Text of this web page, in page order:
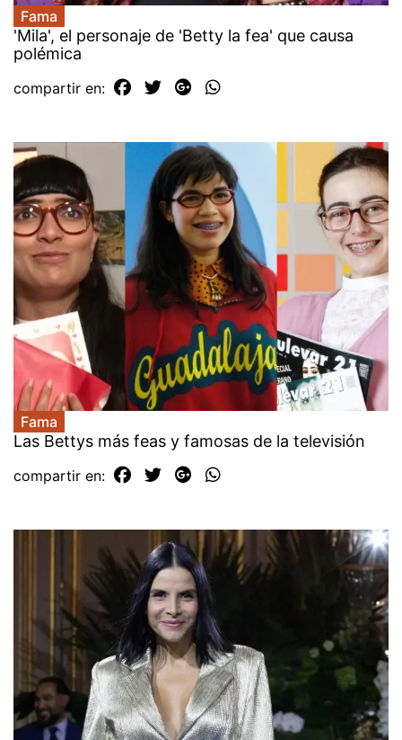
Fama
'Mila', el personaje de 'Betty la fea' que causa
polémica
compartir en:
Fama
Las Bettys más feas y famosas de la televisión
compartir en: